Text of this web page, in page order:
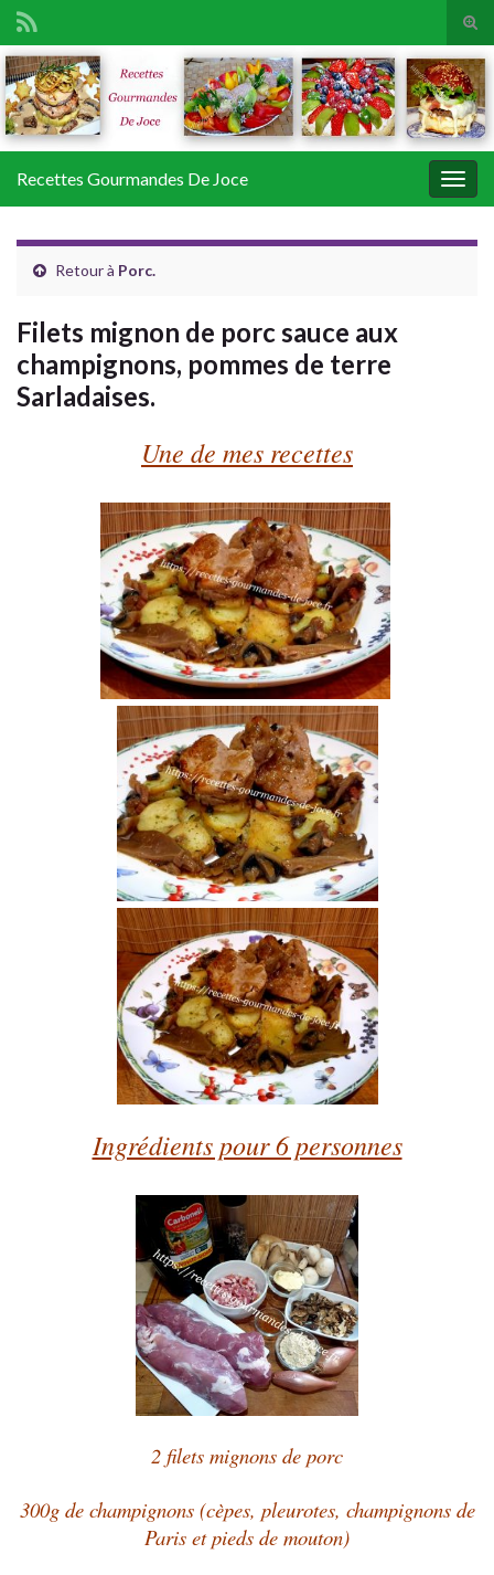
Search for:
Recettes Gourmandes De Joce
Retour à Porc.
Filets mignon de porc sauce aux
champignons, pommes de terre
Sarladaises.
Une de mes recettes
Ingrédients pour 6 personnes
2 filets mignons de porc
300g de champignons (cèpes, pleurotes, champignons de
Paris et pieds de mouton)